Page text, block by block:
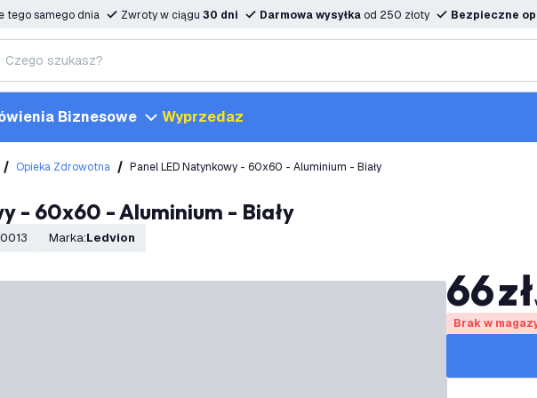
tego samego dnia Zwroty w ciągu 30 dni Darmowa wysyłka od 250 złoty Bezpieczne
Biznesowe Wyprzedaz
Opieka Zdrowotna Panel LED Natynkowy - 60x60 - Aluminium - Biały
- 60x60 - Aluminium - Biały
Marka: Ledvion
66zł
Brak w